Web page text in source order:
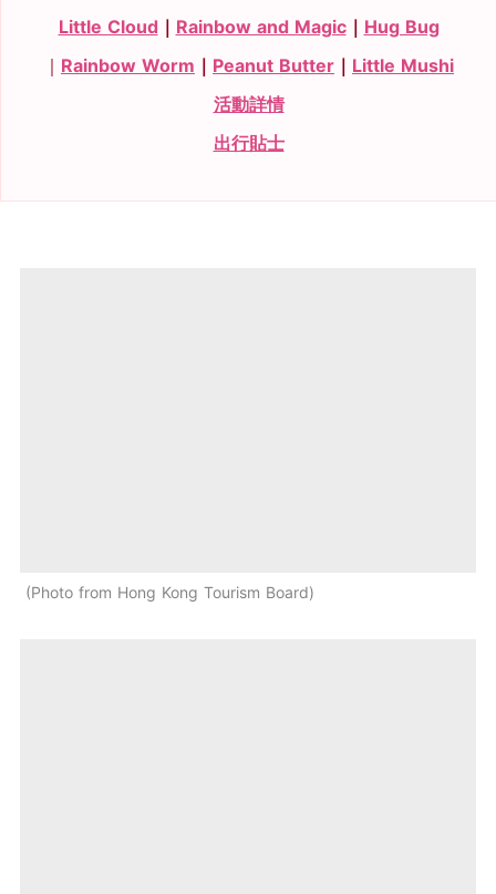
Little Cloud ｜ Rainbow and Magic｜ Hug Bug
｜ Rainbow Worm ｜ Peanut Butter ｜ Little Mushi
活動詳情
出行貼士
Photo from Hong Kong Tourism Board